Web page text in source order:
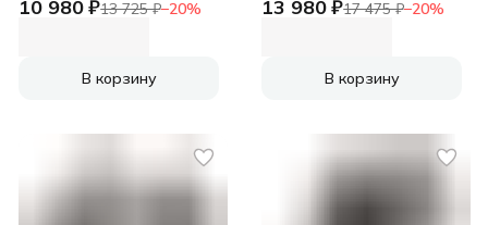
10 980 ₽13 725 ₽−20%
24V, 30см,
В корзину
13 980 ₽17 475 ₽−20%
25 см, без АКБ и ЗУ}
В корзину